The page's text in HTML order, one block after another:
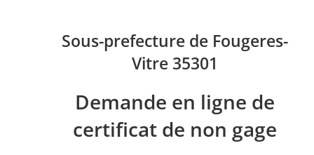
Sous-prefecture de Fougeres-
Vitre 35301
Demande en ligne de
certificat de non gage